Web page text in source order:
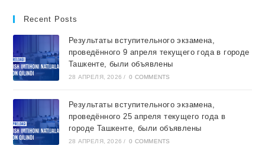
Recent Posts
Результаты вступительного экзамена,
проведённого 9 апреля текущего года в городе
Ташкентe, были объявлены
28 АПРЕЛЯ, 2026 / 0 COMMENTS
Результаты вступительного экзамена,
проведённого 25 апреля текущего года в
городе Ташкентe, были объявлены
28 АПРЕЛЯ, 2026 / 0 COMMENTS